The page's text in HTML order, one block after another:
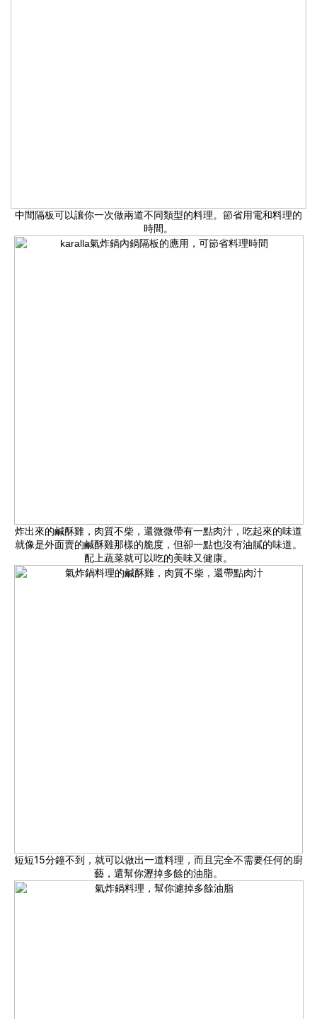
中間隔板可以讓你一次做兩道不同類型的料理。節省用電和料理的
時間。
炸出來的鹹酥雞，肉質不柴，還微微帶有一點肉汁，吃起來的味道
就像是外面賣的鹹酥雞那樣的脆度，但卻一點也沒有油膩的味道。
配上蔬菜就可以吃的美味又健康。
短短15分鐘不到，就可以做出一道料理，而且完全不需要任何的廚
藝，還幫你瀝掉多餘的油脂。